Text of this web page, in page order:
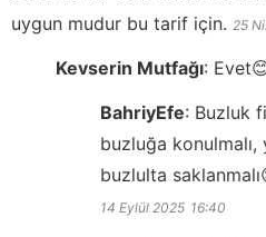
uygun mudur bu tarif için. 25
Kevserin Mutfağı:
BahriyEfe: Buzluk
buzluğa
buzlulta
14 Eylül 2025 16:40